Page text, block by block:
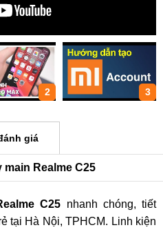
2 3
giá
Realme C25
C25 nhanh chóng, tiết
tại Hà Nội, TPHCM. Linh kiện